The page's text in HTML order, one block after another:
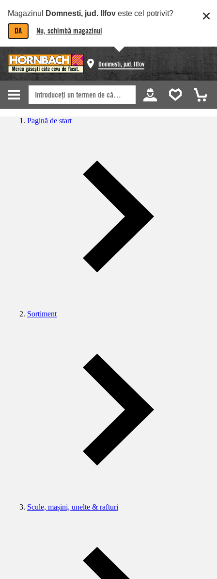
Magazinul Domnesti, jud. Ilfov este cel potrivit?
DA Nu, schimbă magazinul
Domnesti, jud. Ilfov
Pagină de start
Sortiment
Scule, mașini, unelte & rafturi